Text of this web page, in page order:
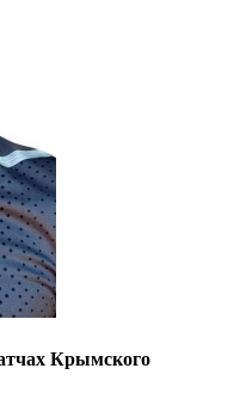
Крымского